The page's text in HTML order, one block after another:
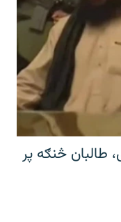
طالبان څنګه پر